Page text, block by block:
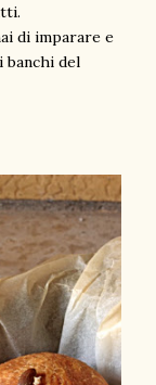
di imparare e
banchi del